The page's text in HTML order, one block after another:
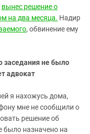
вынес решение о
на два месяца. Надир
, обвинение ему
заседания не было
адвокат
я нахожусь дома,
мне не сообщили о
решение об
было назначено на